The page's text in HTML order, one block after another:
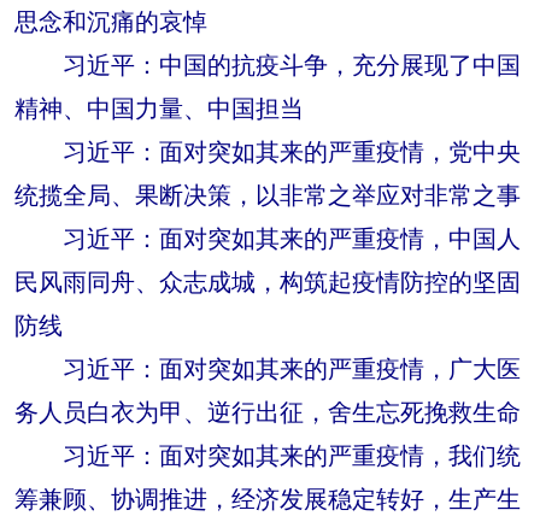
思念和沉痛的哀悼 ​​
习近平：中国的抗疫斗争，充分展现了中国
精神、中国力量、中国担当
习近平：面对突如其来的严重疫情，党中央
统揽全局、果断决策，以非常之举应对非常之事
习近平：面对突如其来的严重疫情，中国人
民风雨同舟、众志成城，构筑起疫情防控的坚固
防线​​​​
习近平：面对突如其来的严重疫情，广大医
务人员白衣为甲、逆行出征，舍生忘死挽救生命
习近平：面对突如其来的严重疫情，我们统
筹兼顾、协调推进，经济发展稳定转好，生产生